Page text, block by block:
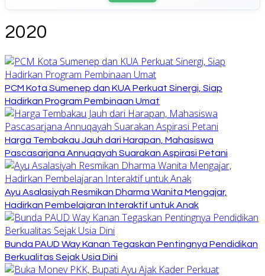
2020
PCM Kota Sumenep dan KUA Perkuat Sinergi, Siap
Hadirkan Program Pembinaan Umat
Harga Tembakau Jauh dari Harapan, Mahasiswa
Pascasarjana Annuqayah Suarakan Aspirasi Petani
Ayu Asalasiyah Resmikan Dharma Wanita Mengajar,
Hadirkan Pembelajaran Interaktif untuk Anak
Bunda PAUD Way Kanan Tegaskan Pentingnya Pendidikan
Berkualitas Sejak Usia Dini